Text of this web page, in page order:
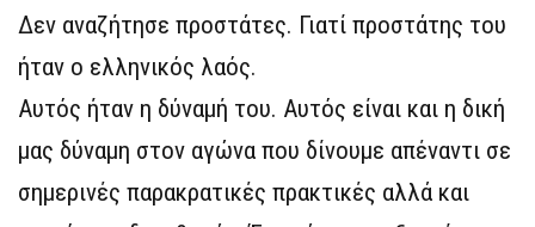
Δεν αναζήτησε προστάτες. Γιατί προστάτης του
ήταν ο ελληνικός λαός.
Αυτός ήταν η δύναμή του. Αυτός είναι και η δική
μας δύναμη στον αγώνα που δίνουμε απέναντι σε
σημερινές παρακρατικές πρακτικές αλλά και